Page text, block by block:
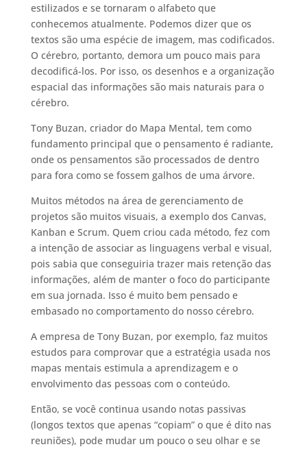
estilizados e se tornaram o alfabeto que
conhecemos atualmente. Podemos dizer que os
textos são uma espécie de imagem, mas codificados.
O cérebro, portanto, demora um pouco mais para
decodificá-los. Por isso, os desenhos e a organização
espacial das informações são mais naturais para o
cérebro.
Tony Buzan, criador do Mapa Mental, tem como
fundamento principal que o pensamento é radiante,
onde os pensamentos são processados de dentro
para fora como se fossem galhos de uma árvore.
Muitos métodos na área de gerenciamento de
projetos são muitos visuais, a exemplo dos Canvas,
Kanban e Scrum. Quem criou cada método, fez com
a intenção de associar as linguagens verbal e visual,
pois sabia que conseguiria trazer mais retenção das
informações, além de manter o foco do participante
em sua jornada. Isso é muito bem pensado e
embasado no comportamento do nosso cérebro.
A empresa de Tony Buzan, por exemplo, faz muitos
estudos para comprovar que a estratégia usada nos
mapas mentais estimula a aprendizagem e o
envolvimento das pessoas com o conteúdo.
Então, se você continua usando notas passivas
(longos textos que apenas “copiam” o que é dito nas
reuniões), pode mudar um pouco o seu olhar e se